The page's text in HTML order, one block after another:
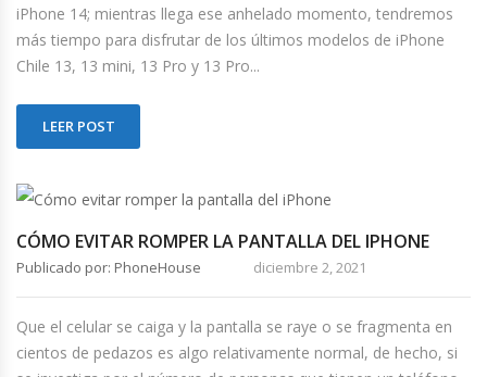
iPhone 14; mientras llega ese anhelado momento, tendremos
más tiempo para disfrutar de los últimos modelos de iPhone
Chile 13, 13 mini, 13 Pro y 13 Pro...
LEER POST
CÓMO EVITAR ROMPER LA PANTALLA DEL IPHONE
Publicado por: PhoneHouse diciembre 2, 2021
Que el celular se caiga y la pantalla se raye o se fragmenta en
cientos de pedazos es algo relativamente normal, de hecho, si